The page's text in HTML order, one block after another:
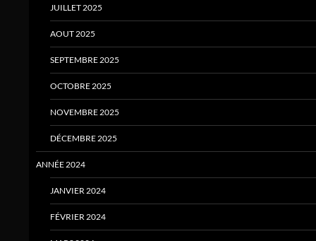
JUILLET 2025
AOUT 2025
SEPTEMBRE 2025
OCTOBRE 2025
NOVEMBRE 2025
DÉCEMBRE 2025
ANNÉE 2024
JANVIER 2024
FÉVRIER 2024